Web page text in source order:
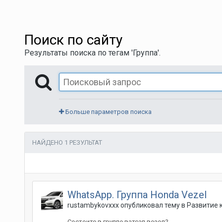
Поиск по сайту
Результаты поиска по тегам 'Группа'.
Больше параметров поиска
НАЙДЕНО 1 РЕЗУЛЬТАТ
WhatsApp. Группа Honda Vezel
rustambykovxxxопубликовал тему в Развитие